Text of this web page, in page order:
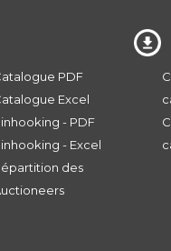
PDF
Excel
- PDF
- Excel
des